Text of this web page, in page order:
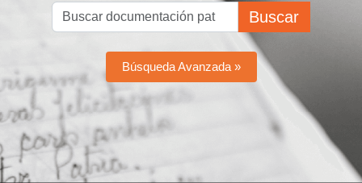
Buscar
Búsqueda Avanzada »